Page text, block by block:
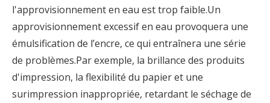
l'approvisionnement en eau est trop faible.Un
approvisionnement excessif en eau provoquera une
émulsification de l’encre, ce qui entraînera une série
de problèmes.Par exemple, la brillance des produits
d'impression, la flexibilité du papier et une
surimpression inappropriée, retardant le séchage de